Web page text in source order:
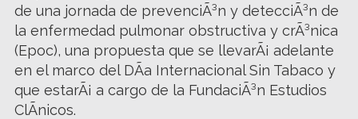
de una jornada de prevenciÃ³n y detecciÃ³n de
la enfermedad pulmonar obstructiva y crÃ³nica
(Epoc), una propuesta que se llevarÃ¡ adelante
en el marco del DÃ­a Internacional Sin Tabaco y
que estarÃ¡ a cargo de la FundaciÃ³n Estudios
ClÃ­nicos.